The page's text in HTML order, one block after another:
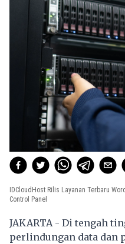
IDCloudHost Rilis Layanan Terbaru
Control Panel
JAKARTA - Di tengah
perlindungan data dan